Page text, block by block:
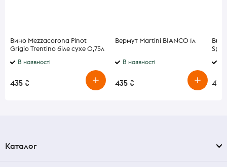
Вино Mezzacorona Pinot
Grigio Trentino біле сухе 0,75л
В наявності
435 ₴
Вермут Martini BIANCO 1л
В наявності
435 ₴ 435
Каталог